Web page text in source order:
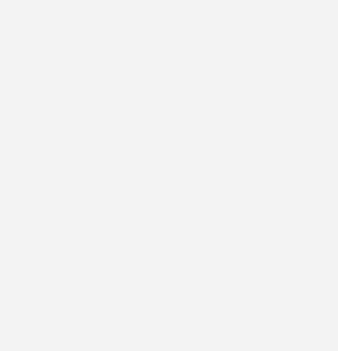
Wärmepumpe hat die SBZ einen Fokus